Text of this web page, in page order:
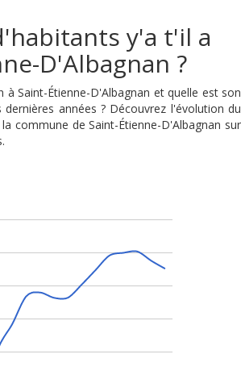
y'a t'il a
D'Albagnan ?
à Saint-Étienne-D'Albagnan et quelle est son
années ? Découvrez l'évolution du
commune de Saint-Étienne-D'Albagnan sur